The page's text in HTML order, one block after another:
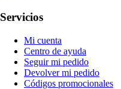
Servicios
Mi cuenta
Centro de ayuda
Seguir mi pedido
Devolver mi pedido
Códigos promocionales